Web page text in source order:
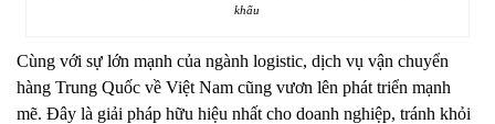
khẩu
Cùng với sự lớn mạnh của ngành logistic, dịch vụ vận chuyển
hàng Trung Quốc về Việt Nam cũng vươn lên phát triển mạnh
mẽ. Đây là giải pháp hữu hiệu nhất cho doanh nghiệp, tránh khỏi